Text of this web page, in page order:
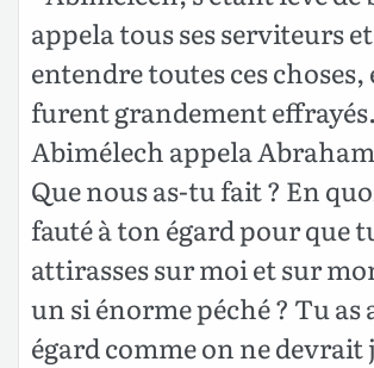
appela tous ses serviteurs
entendre toutes ces choses,
furent grandement effrayés.
Abimélech appela
Que nous as-tu fait ? En
fauté à ton égard pour que
attirasses sur moi et sur
un si énorme péché ? Tu as
égard comme on ne devrait